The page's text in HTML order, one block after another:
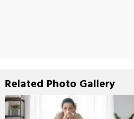
Related Photo Gallery